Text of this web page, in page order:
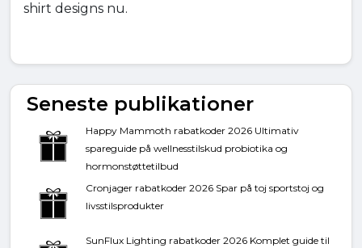
shirt designs nu.
Seneste publikationer
Happy Mammoth rabatkoder 2026 Ultimativ
spareguide på wellnesstilskud probiotika og
hormonstøttetilbud
Cronjager rabatkoder 2026 Spar på toj sportstoj og
livsstilsprodukter
SunFlux Lighting rabatkoder 2026 Komplet guide til